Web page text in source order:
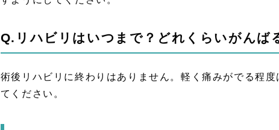
Q.リハビリはいつまで？どれくらいがんば
術後リハビリに終わりはありません。軽く痛みがでる程
てください。